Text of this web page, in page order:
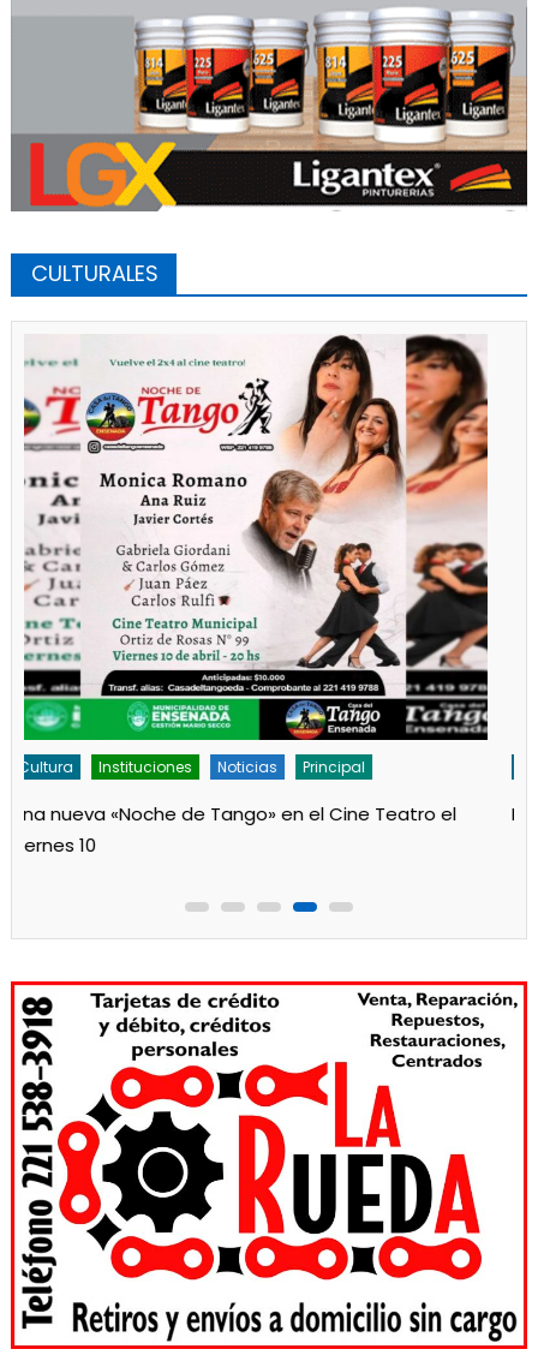
CULTURALES
Cultura Noticias Principal
Los jardines de Ensenada iniciaron la salita de 1 año